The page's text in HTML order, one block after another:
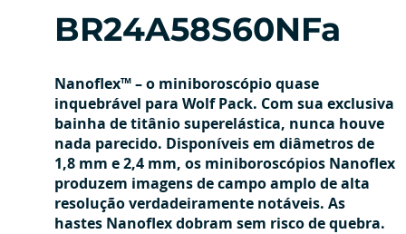
BR24A58S60NFa
Nanoflex™ – o miniboroscópio quase
inquebrável para Wolf Pack. Com sua exclusiva
bainha de titânio superelástica, nunca houve
nada parecido. Disponíveis em diâmetros de
1,8 mm e 2,4 mm, os miniboroscópios Nanoflex
produzem imagens de campo amplo de alta
resolução verdadeiramente notáveis. As
hastes Nanoflex dobram sem risco de quebra.